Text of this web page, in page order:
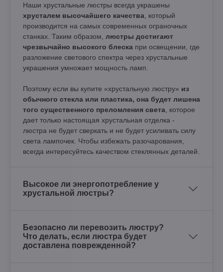
Наши хрустальные люстры всегда украшены
хрусталем высочайшего качества , который
производится на самых современных ограночных
станках. Таким образом, люстры достигают
чрезвычайно высокого блеска при освещении, где
разложение светового спектра через хрустальные
украшения умножает мощность ламп.
Поэтому если вы купите «хрустальную люстру» из
обычного стекла или пластика, она будет лишена
того существенного преломления света , которое
дает только настоящая хрустальная отделка -
люстра не будет сверкать и не будет усиливать силу
света лампочек. Чтобы избежать разочарования,
всегда интересуйтесь качеством стеклянных деталей.
Высокое ли энергопотребление у
хрустальной люстры?
Безопасно ли перевозить люстру?
Что делать, если люстра будет
доставлена поврежденной?